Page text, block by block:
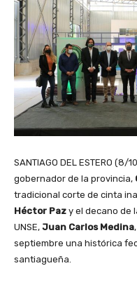
SANTIAGO DEL ESTERO
gobernador de la provincia,
tradicional corte de cinta
Héctor Paz y el decano de
UNSE, Juan Carlos Medina
septiembre una histórica
santiagueña.